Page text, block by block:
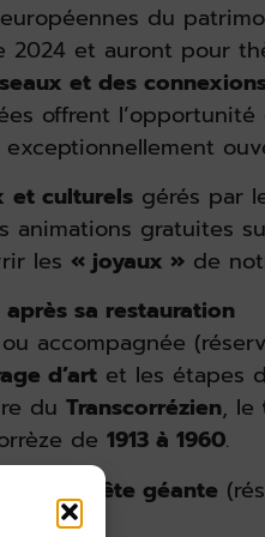
du
2024 et auront pour
et des
offrent
et culturels gérés par
gratuites
les « joyaux » de
après sa restauration
accompagnée
d’art et les étapes
du Transcorrézien, le
de 1913 à 1960.
enquête géante